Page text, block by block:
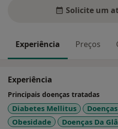
Solicite um
Experiência Preços
Experiência
Principais doenças tratadas
Diabetes Mellitus
Obesidade
Doenças Da